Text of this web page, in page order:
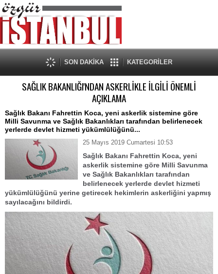
SON DAKİKA KATEGORİLER
SAĞLIK BAKANLIĞI'NDAN ASKERLİKLE İLGİLİ ÖNEMLİ
AÇIKLAMA
Sağlık Bakanı Fahrettin Koca, yeni askerlik sistemine göre
Milli Savunma ve Sağlık Bakanlıkları tarafından belirlenecek
yerlerde devlet hizmeti yükümlülüğünü...
25 Mayıs 2019 Cumartesi 10:53
Sağlık Bakanı Fahrettin Koca, yeni
askerlik sistemine göre Milli Savunma
ve Sağlık Bakanlıkları tarafından
belirlenecek yerlerde devlet hizmeti
yükümlülüğünü yerine getirecek hekimlerin askerliğini yapmış
sayılacağını bildirdi.